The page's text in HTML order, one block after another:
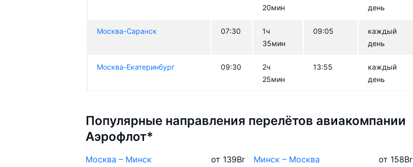
20мин
день
Москва-Саранск 07:30
1ч
35мин
09:05
каждый
день
Москва-Екатеринбург 09:30
2ч
25мин
13:55
каждый
день
Популярные направления перелётов авиакомпании
Аэрофлот*
Москва – Минск от 139Br Минск – Москва от 158Br